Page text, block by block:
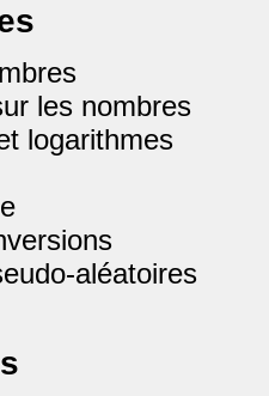
les nombres
logarithmes
aléatoires